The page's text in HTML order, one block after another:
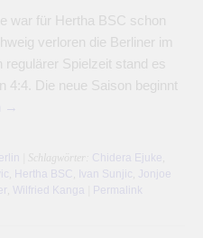
war für Hertha BSC schon
verloren die Berliner im
Spielzeit stand es
4:4. Die neue Saison beginnt
→
| Schlagwörter: Chidera Ejuke
Hertha BSC Ivan Sunjic
Jonjoe
Wilfried Kanga Permalink